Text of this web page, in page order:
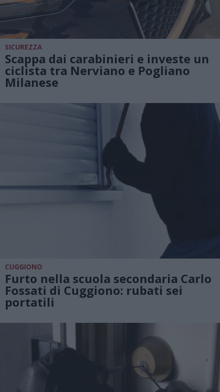
SICUREZZA
Scappa dai carabinieri e investe un
ciclista tra Nerviano e Pogliano
Milanese
CUGGIONO
Furto nella scuola secondaria Carlo
Fossati di Cuggiono: rubati sei
portatili